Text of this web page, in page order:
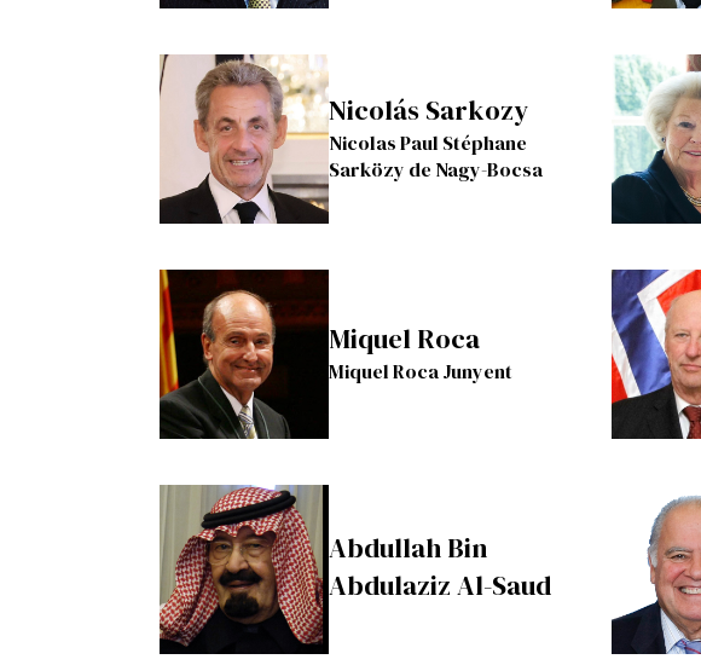
Nicolás Sarkozy
Nicolas Paul Stéphane
Sarközy de Nagy-Bocsa
Miquel Roca
Miquel Roca Junyent
Abdullah Bin
Abdulaziz Al-Saud